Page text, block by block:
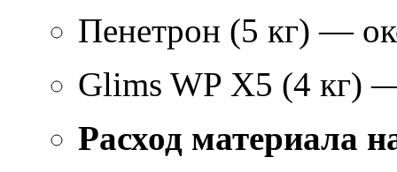
Пенетрон (5 кг) —
Glims WP X5 (4 кг)
Расход материала